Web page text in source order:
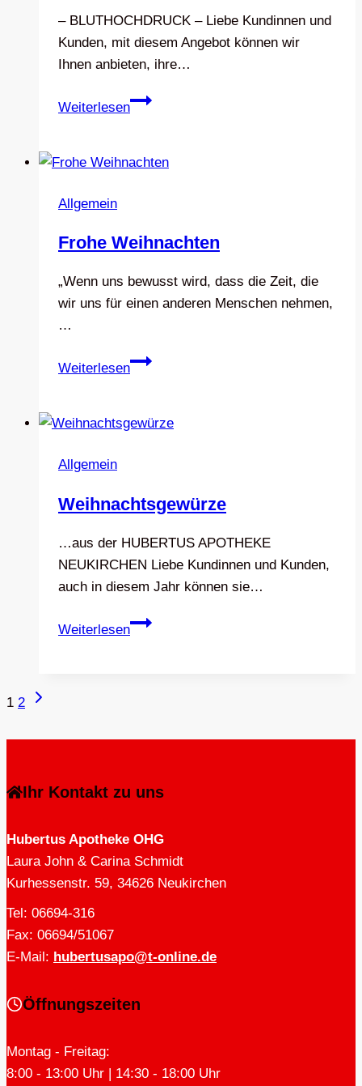
– BLUTHOCHDRUCK – Liebe Kundinnen und
Kunden, mit diesem Angebot können wir
Ihnen anbieten, ihre…
Weiterlesen
Pharmazeutische
Allgemein
Frohe Weihnachten
„Wenn uns bewusst wird, dass die Zeit, die
wir uns für einen anderen Menschen nehmen,
…
Weiterlesen
Frohe
Allgemein
Weihnachtsgewürze
…aus der HUBERTUS APOTHEKE
NEUKIRCHEN Liebe Kundinnen und Kunden,
auch in diesem Jahr können sie…
Weiterlesen
Weihnachtsgewürze
Seitennavigation
1 2
Nächste
Ihr Kontakt zu uns
Hubertus Apotheke OHG
Laura John & Carina Schmidt
Kurhessenstr. 59, 34626 Neukirchen
Tel: 06694-316
Fax: 06694/51067
E-Mail: hubertusapo@t-online.de
Öffnungszeiten
Montag - Freitag:
8:00 - 13:00 Uhr | 14:30 - 18:00 Uhr